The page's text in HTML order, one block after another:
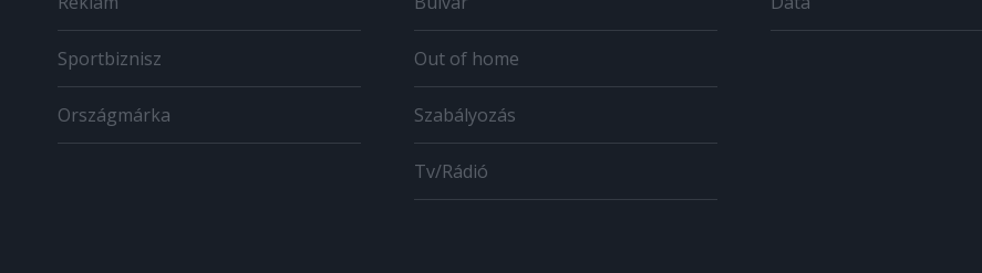
Sportbiznisz
Országmárka
Out of home
Szabályozás
Tv/Rádió